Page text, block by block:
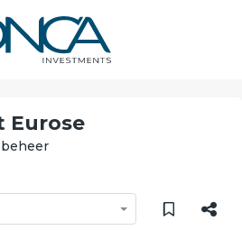
Eurose